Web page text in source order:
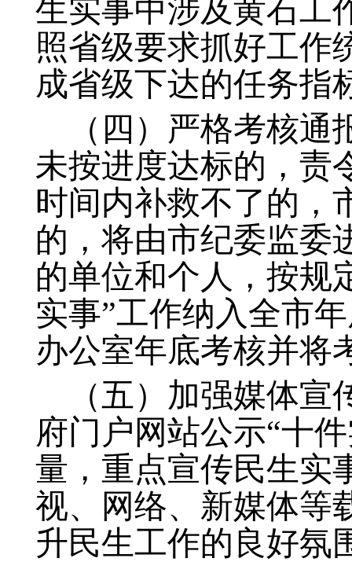
生实事中涉及黄石工
照省级要求抓好工作
成省级下达的任务指
（四）严格考核
未按进度达标的，责
时间内补救不了的，
的，将由市纪委监委
的单位和个人，按规
实事”工作纳入全市
办公室年底考核并将
（五）加强媒体
府门户网站公示“十
量，重点宣传民生实
视、网络、新媒体等
升民生工作的良好氛